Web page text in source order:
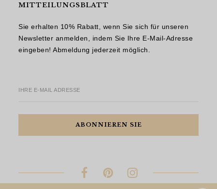
MITTEILUNGSBLATT
Sie erhalten 10% Rabatt, wenn Sie sich für unseren
Newsletter anmelden, indem Sie Ihre E-Mail-Adresse
eingeben! Abmeldung jederzeit möglich.
IHRE E-MAIL ADRESSE